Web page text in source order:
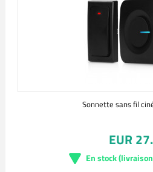
Sonnette sans fil
EUR
En stock